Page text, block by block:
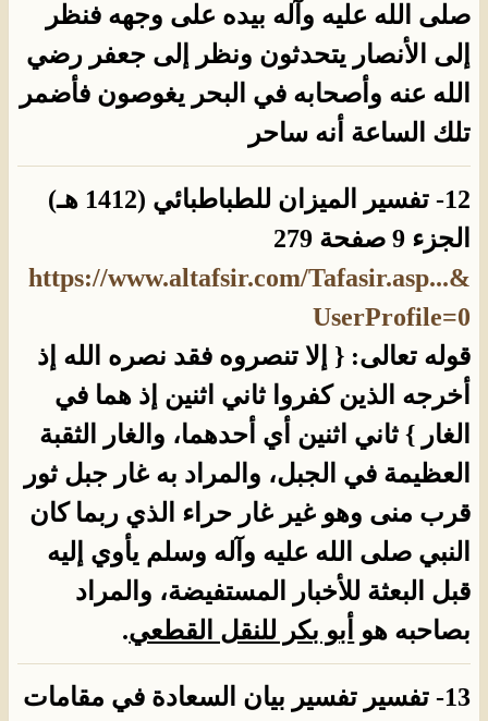
صلى الله عليه وآله بيده على وجهه فنظر
إلى الأنصار يتحدثون ونظر إلى جعفر رضي
الله عنه وأصحابه في البحر يغوصون فأضمر
تلك الساعة أنه ساحر
12- تفسير الميزان للطباطبائي (1412 هـ)
الجزء 9 صفحة 279
https://www.altafsir.com/Tafasir.asp...&
UserProfile=0
قوله تعالى: { إلا تنصروه فقد نصره الله إذ
أخرجه الذين كفروا ثاني اثنين إذ هما في
الغار } ثاني اثنين أي أحدهما، والغار الثقبة
العظيمة في الجبل، والمراد به غار جبل ثور
قرب منى وهو غير غار حراء الذي ربما كان
النبي صلى الله عليه وآله وسلم يأوي إليه
قبل البعثة للأخبار المستفيضة، والمراد
بصاحبه هو
أبو بكر للنقل القطعي.
13- تفسير تفسير بيان السعادة في مقامات